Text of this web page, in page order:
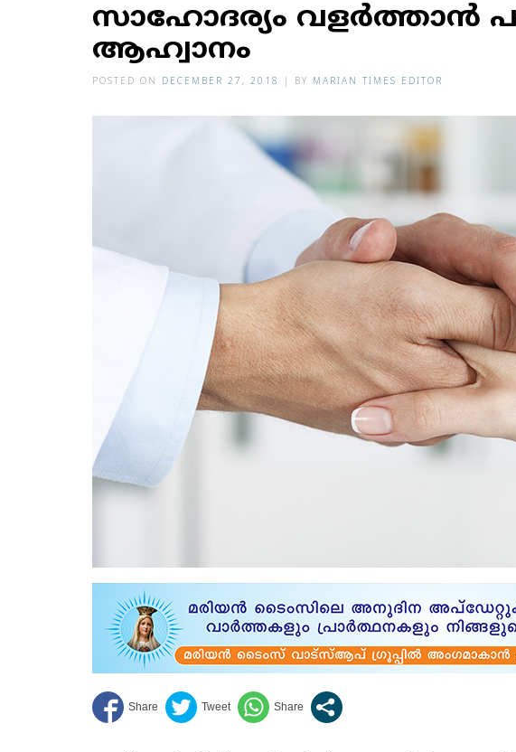
സാഹോദര്യം വളര്‍ത്താന്‍
ആഹ്വാനം
POSTED ON DECEMBER 27, 2018 BY MARIAN TIMES EDITOR